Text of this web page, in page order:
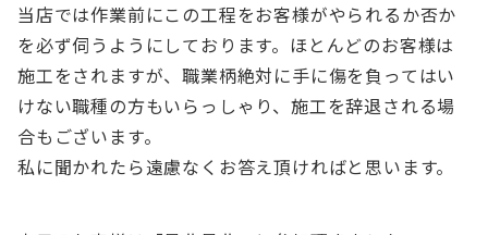
当店では作業前にこの工程をお客様がやられるか否か
を必ず伺うようにしております。ほとんどのお客様は
施工をされますが、職業柄絶対に手に傷を負ってはい
けない職種の方もいらっしゃり、施工を辞退される場
合もございます。
私に聞かれたら遠慮なくお答え頂ければと思います。